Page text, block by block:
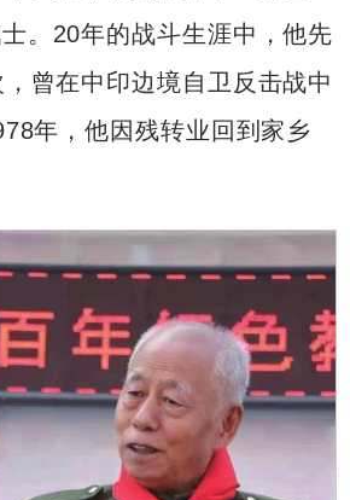
。20年的战斗生涯中，他先
曾在中印边境自卫反击战中
年，他因残转业回到家乡